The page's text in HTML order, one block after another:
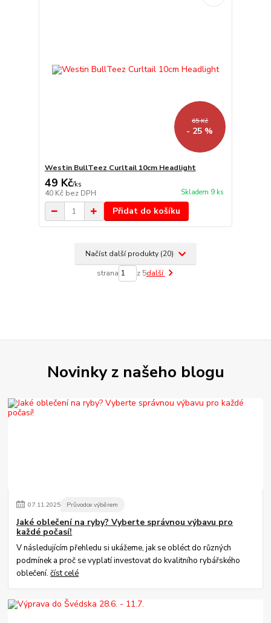
65 Kč
- 25 %
Westin BullTeez Curltail 10cm Headlight
49 Kč/ks
40 Kč bez DPH Skladem 9 ks
Přidat do košíku
Načíst další produkty (20)
strana z 5další
Novinky z našeho blogu
07.11.2025 Průvodce výběrem
Jaké oblečení na ryby? Vyberte správnou výbavu pro
každé počasí!
V následujícím přehledu si ukážeme, jak se obléct do různých
podmínek a proč se vyplatí investovat do kvalitního rybářského
oblečení.číst celé